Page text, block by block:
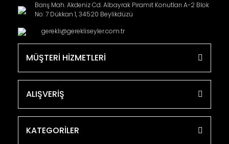
Barış Mah. Akdeniz Cd. Albayrak Piramit Konutları A-2 Blok
No: 7 Dükkan 1, 34520 Beylikdüzü
gerekli@gerekliseyler.com.tr
MÜŞTERİ HİZMETLERİ
ALIŞVERİŞ
KATEGORİLER